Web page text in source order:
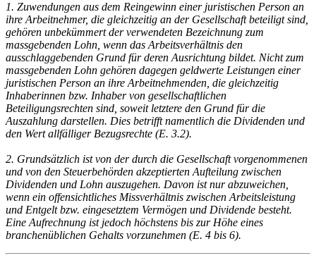
1. Zuwendungen aus dem Reingewinn einer juristischen Person an
ihre Arbeitnehmer, die gleichzeitig an der Gesellschaft beteiligt sind,
gehören unbekümmert der verwendeten Bezeichnung zum
massgebenden Lohn, wenn das Arbeitsverhältnis den
ausschlaggebenden Grund für deren Ausrichtung bildet. Nicht zum
massgebenden Lohn gehören dagegen geldwerte Leistungen einer
juristischen Person an ihre Arbeitnehmenden, die gleichzeitig
Inhaberinnen bzw. Inhaber von gesellschaftlichen
Beteiligungsrechten sind, soweit letztere den Grund für die
Auszahlung darstellen. Dies betrifft namentlich die Dividenden und
den Wert allfälliger Bezugsrechte (E. 3.2).
2. Grundsätzlich ist von der durch die Gesellschaft vorgenommenen
und von den Steuerbehörden akzeptierten Aufteilung zwischen
Dividenden und Lohn auszugehen. Davon ist nur abzuweichen,
wenn ein offensichtliches Missverhältnis zwischen Arbeitsleistung
und Entgelt bzw. eingesetztem Vermögen und Dividende besteht.
Eine Aufrechnung ist jedoch höchstens bis zur Höhe eines
branchenüblichen Gehalts vorzunehmen (E. 4 bis 6).